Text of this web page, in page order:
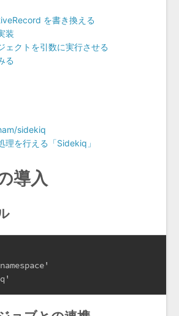
を書き換える
装
ェクトを引数に実行させる
る
sidekiq
理を行える「Sidekiq」
導入